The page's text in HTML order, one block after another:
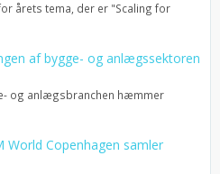
årets tema, der er "Scaling for
af bygge- og anlægssektoren
og anlægsbranchen hæmmer
World Copenhagen samler